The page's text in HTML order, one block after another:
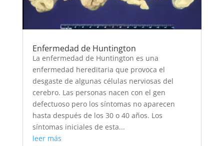
Enfermedad de Huntington
La enfermedad de Huntington es una
enfermedad hereditaria que provoca el
desgaste de algunas células nerviosas del
cerebro. Las personas nacen con el gen
defectuoso pero los síntomas no aparecen
hasta después de los 30 o 40 años. Los
síntomas iniciales de esta...
leer más